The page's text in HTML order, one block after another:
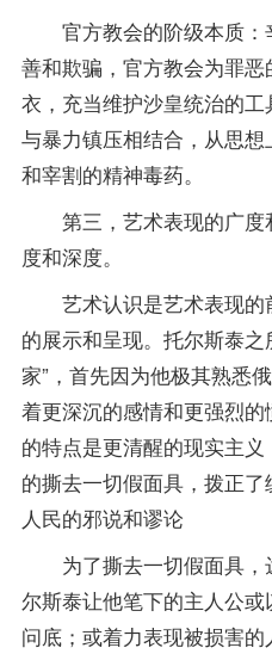
官方教会的阶级本质：
善和欺骗，官方教会为罪
衣，充当维护沙皇统治的
与暴力镇压相结合，从思
和宰割的精神毒药。
第三，艺术表现的广度
度和深度。
艺术认识是艺术表现的
的展示和呈现。托尔斯泰
家”，首先因为他极其熟悉
着更深沉的感情和更强烈
的特点是更清醒的现实主
的撕去一切假面具，拨正
人民的邪说和谬论
为了撕去一切假面具，
尔斯泰让他笔下的主人公
问底；或着力表现被损害